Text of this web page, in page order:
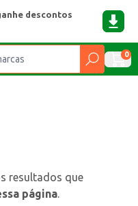
descontos
0
resultados que
página.